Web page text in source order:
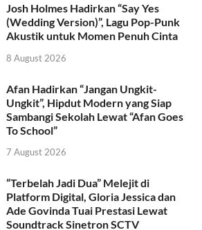
Josh Holmes Hadirkan “Say Yes
(Wedding Version)”, Lagu Pop-Punk
Akustik untuk Momen Penuh Cinta
8 August 2026
Afan Hadirkan “Jangan Ungkit-
Ungkit”, Hipdut Modern yang Siap
Sambangi Sekolah Lewat “Afan Goes
To School”
7 August 2026
“Terbelah Jadi Dua” Melejit di
Platform Digital, Gloria Jessica dan
Ade Govinda Tuai Prestasi Lewat
Soundtrack Sinetron SCTV